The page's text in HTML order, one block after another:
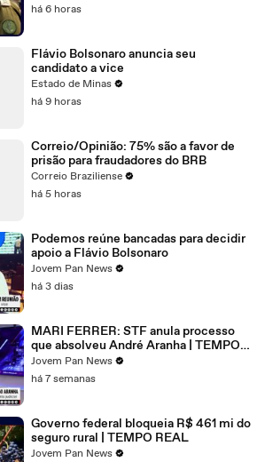
há 6 horas
Flávio Bolsonaro anuncia seu
candidato a vice
Estado de Minas
há 9 horas
Correio/Opinião: 75% são a favor de
prisão para fraudadores do BRB
Correio Braziliense
há 5 horas
Podemos reúne bancadas para decidir
apoio a Flávio Bolsonaro
Jovem Pan News
há 3 dias
MARI FERRER: STF anula processo
que absolveu André Aranha | TEMPO
REAL
Jovem Pan News
há 7 semanas
Governo federal bloqueia R$ 461 mi do
seguro rural | TEMPO REAL
Jovem Pan News